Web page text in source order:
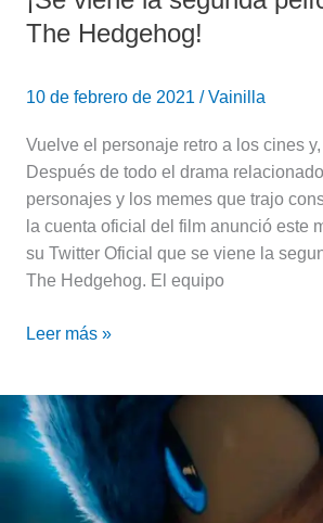
The Hedgehog!
10 de febrero de 2021 / Vainilla
Vuelve el personaje retro a los cines
Después de todo el drama
personajes y los memes que trajo
la cuenta oficial del film anunció este
su Twitter Oficial que se viene la
The Hedgehog. El equipo
Leer más »
Récord
de
Taquilla:
Sonic